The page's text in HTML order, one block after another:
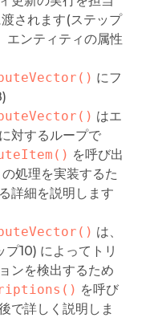
されます(ステップ
エンティティの属性
にフ
はエ
対するループで
を呼び出
処理を実装するた
詳細を説明します
は、
10) によってトリ
ンを検出するため
を呼び
で詳しく説明しま